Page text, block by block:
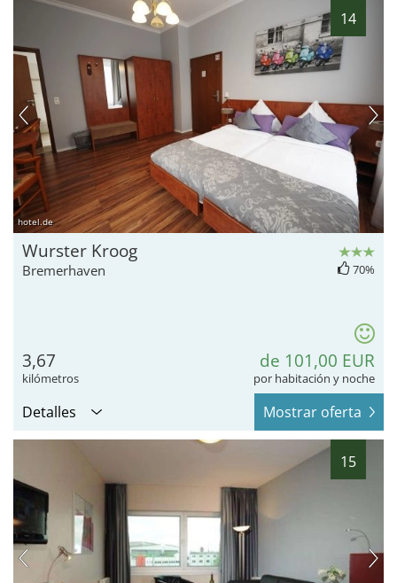
14
hotel.de
Wurster Kroog
Bremerhaven 70%
3,67
kilómetros
de 101,00 EUR
por habitación y noche
Detalles Mostrar oferta
15